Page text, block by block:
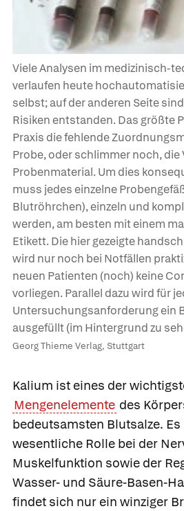
Viele Analysen im medizinisch-
verlaufen heute
selbst; auf der anderen Seite
Risiken entstanden. Das größte
Praxis die fehlende
Probe, oder schlimmer noch,
Probenmaterial. Um dies
muss jedes einzelne
Blutröhrchen), einzeln und
werden, am besten mit einem
Etikett. Die hier gezeigte
wird nur noch bei Notfällen
neuen Patienten (noch) keine
vorliegen. Parallel dazu wird für
Untersuchungsanforderung ein
ausgefüllt (im Hintergrund zu
Georg Thieme Verlag, Stuttgart
Kalium ist eines der
Mengenelemente des
bedeutsamsten Blutsalze.
wesentliche Rolle bei der
Muskelfunktion sowie der
Wasser- und Säure-Basen-
findet sich nur ein winziger